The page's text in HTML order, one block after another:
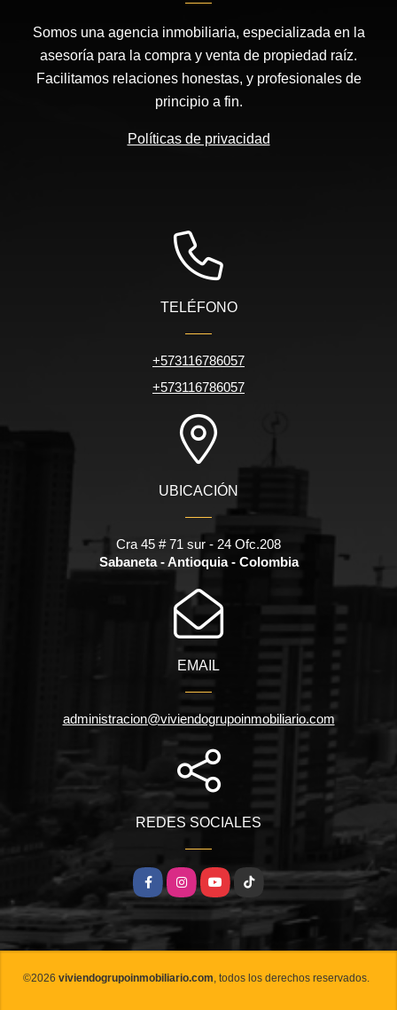
Somos una agencia inmobiliaria, especializada en la
asesoría para la compra y venta de propiedad raíz.
Facilitamos relaciones honestas, y profesionales de
principio a fin.
Políticas de privacidad
TELÉFONO
+573116786057
+573116786057
UBICACIÓN
Cra 45 # 71 sur - 24 Ofc.208
Sabaneta - Antioquia - Colombia
EMAIL
administracion@viviendogrupoinmobiliario.com
REDES SOCIALES
FacebookInstagramYouTubeTikTok
©2026 viviendogrupoinmobiliario.com, todos los derechos reservados.